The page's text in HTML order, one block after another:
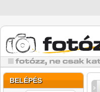
BELÉPÉS